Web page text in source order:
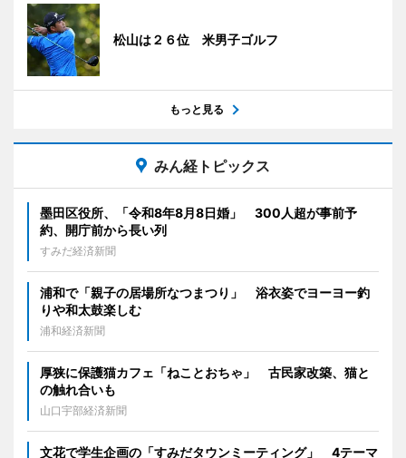
松山は２６位 米男子ゴルフ
もっと見る
みん経トピックス
墨田区役所、「令和8年8月8日婚」 300人超が事前予
約、開庁前から長い列
すみだ経済新聞
浦和で「親子の居場所なつまつり」 浴衣姿でヨーヨー釣
りや和太鼓楽しむ
浦和経済新聞
厚狭に保護猫カフェ「ねことおちゃ」 古民家改築、猫と
の触れ合いも
山口宇部経済新聞
文花で学生企画の「すみだタウンミーティング」 4テーマ